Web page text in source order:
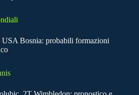
Bosnia: probabili formazioni